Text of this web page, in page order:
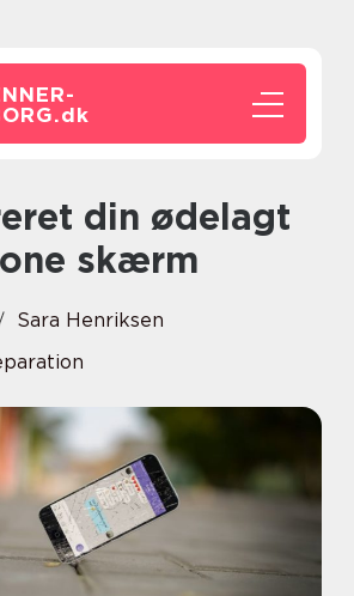
dk
skærm
Sara Henriksen